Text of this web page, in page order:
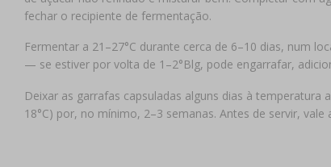
fechar o recipiente de fermentação.
Fermentar a 21–27°C durante cerca de 6–10 dias, num
— se estiver por volta de 1–2°Blg, pode engarrafar,
Deixar as garrafas capsuladas alguns dias à
18°C) por, no mínimo, 2–3 semanas. Antes de servir,